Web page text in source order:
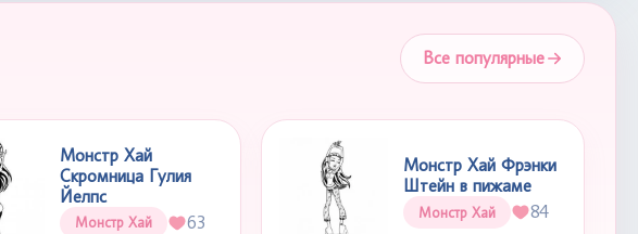
Все популярные
Монстр Хай
Скромница Гулия
Йелпс
Монстр Хай 63
Монстр Хай Фрэнки
Штейн в пижаме
Монстр Хай 84